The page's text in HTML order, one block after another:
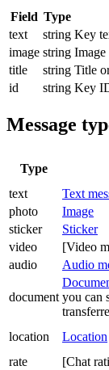
Field Type
text
string Key
image string
title
string Title
id
string Key
Message
Type
text
Text
photo
Image
sticker
Sticker
video
[Video
audio
Audio
document you can
location Location
rate
[Chat